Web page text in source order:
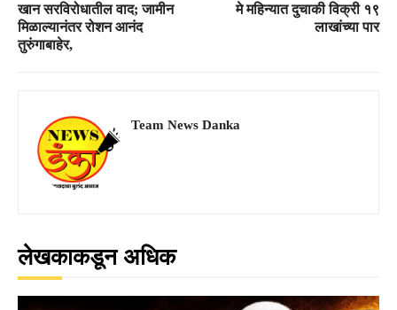
खान सरविरोधातील वाद; जामीन
मिळाल्यानंतर रोशन आनंद
तुरुंगाबाहेर,
मे महिन्यात दुचाकी विक्री १९
लाखांच्या पार
Team News Danka
लेखकाकडून अधिक